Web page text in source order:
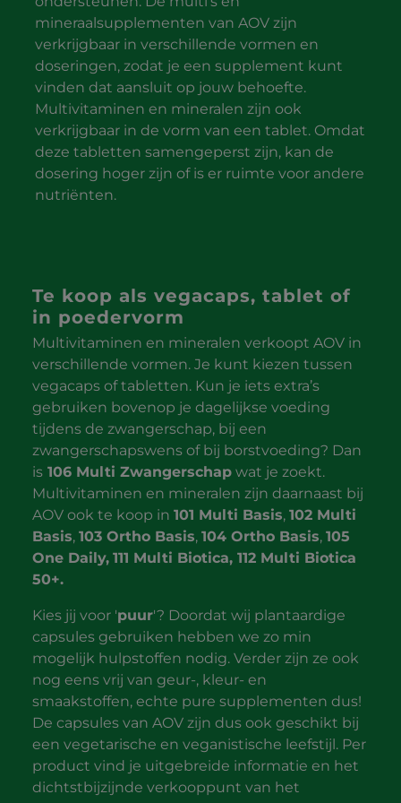
mineraalsupplementen van AOV zijn
verkrijgbaar in verschillende vormen en
doseringen, zodat je een supplement kunt
vinden dat aansluit op jouw behoefte.
Multivitaminen en mineralen zijn ook
verkrijgbaar in de vorm van een tablet. Omdat
deze tabletten samengeperst zijn, kan de
dosering hoger zijn of is er ruimte voor andere
nutriënten.
Te koop als vegacaps, tablet of
in poedervorm
Multivitaminen en mineralen verkoopt AOV in
verschillende vormen. Je kunt kiezen tussen
vegacaps of tabletten. Kun je iets extra’s
gebruiken bovenop je dagelijkse voeding
tijdens de zwangerschap, bij een
zwangerschapswens of bij borstvoeding? Dan
is106 Multi Zwangerschapwat je zoekt.
Multivitaminen en mineralen zijn daarnaast bij
AOV ook te koop in 101 Multi Basis, 102 Multi
Basis, 103 Ortho Basis, 104 Ortho Basis, 105
One Daily, 111 Multi Biotica, 112 Multi Biotica
50+.
Kies jij voor 'puur'? Doordat wij plantaardige
capsules gebruiken hebben we zo min
mogelijk hulpstoffen nodig. Verder zijn ze ook
nog eens vrij van geur-, kleur- en
smaakstoffen, echte pure supplementen dus!
De capsules van AOV zijn dus ook geschikt bij
een vegetarische en veganistische leefstijl. Per
product vind je uitgebreide informatie en het
dichtstbijzijnde verkooppunt van het